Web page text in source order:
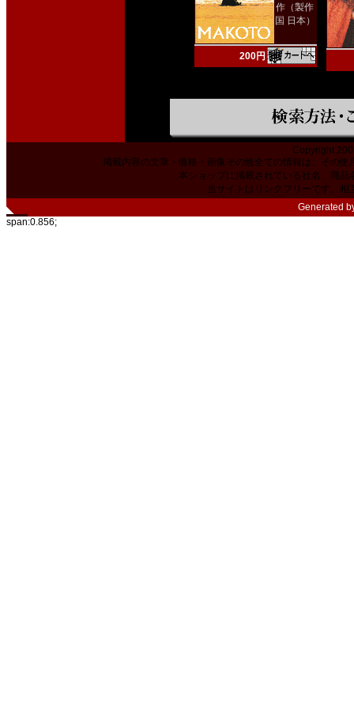
作（製作
国 日本）
200円
Copyright
掲載内容の文章・価格・画像その他全ての情報は、その
本ショップに掲載されている社名、商
当サイトはリンクフリーです。相
Generated
span:0.856;